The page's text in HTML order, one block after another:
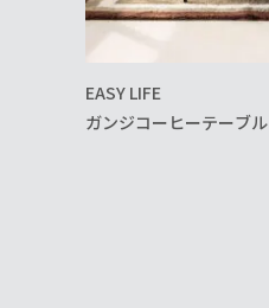
EASY LIFE
ガンジコーヒーテーブル